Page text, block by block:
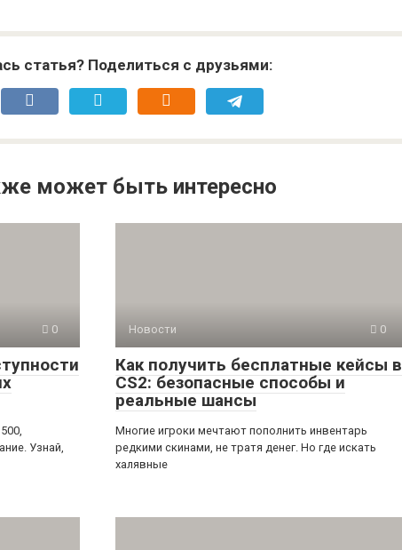
статья? Поделиться с друзьями:
может быть интересно
0
Узнай,
Новости 0
Как получить бесплатные кейсы в
CS2: безопасные способы и
реальные шансы
Многие игроки мечтают пополнить инвентарь
редкими скинами, не тратя денег. Но где искать
халявные